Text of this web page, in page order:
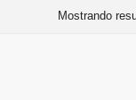
Mostrando